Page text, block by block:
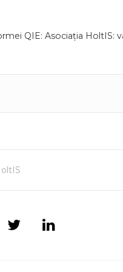
QIE: Asociația HoltIS: